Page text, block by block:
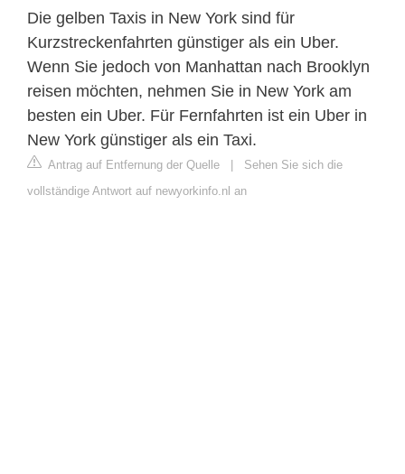
Die gelben Taxis in New York sind für
Kurzstreckenfahrten günstiger als ein Uber.
Wenn Sie jedoch von Manhattan nach Brooklyn
reisen möchten, nehmen Sie in New York am
besten ein Uber. Für Fernfahrten ist ein Uber in
New York günstiger als ein Taxi.
Antrag auf Entfernung der Quelle
Sehen Sie sich die
vollständige Antwort auf newyorkinfo.nl an